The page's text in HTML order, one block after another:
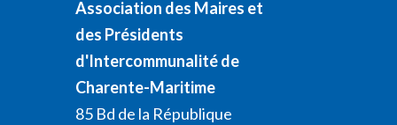
Association des Maires et
des Présidents
d'Intercommunalité de
Charente-Maritime
85 Bd de la République